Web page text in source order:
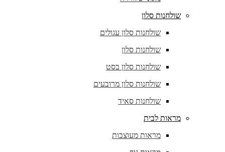
שולחנות סלון
שולחנות סלון עגולים
שולחנות סלון
שולחנות סלון בסט
שולחנות סלון מרובעים
שולחנות סאיד
מראות לבית
מראות מעוצבות